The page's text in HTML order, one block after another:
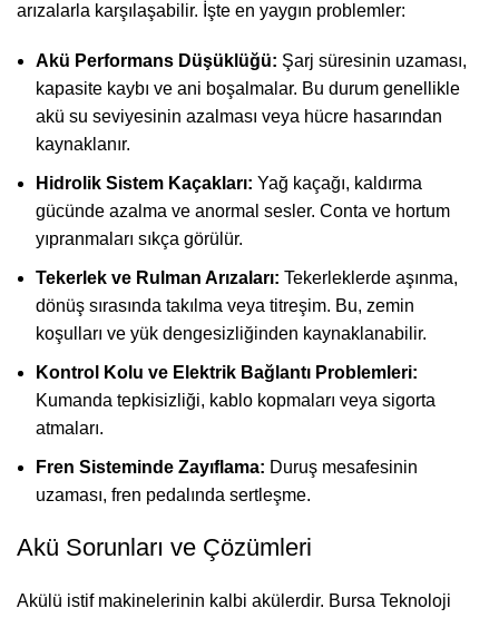
arızalarla karşılaşabilir. İşte en yaygın problemler:
Akü Performans Düşüklüğü: Şarj süresinin uzaması,
kapasite kaybı ve ani boşalmalar. Bu durum genellikle
akü su seviyesinin azalması veya hücre hasarından
kaynaklanır.
Hidrolik Sistem Kaçakları: Yağ kaçağı, kaldırma
gücünde azalma ve anormal sesler. Conta ve hortum
yıpranmaları sıkça görülür.
Tekerlek ve Rulman Arızaları: Tekerleklerde aşınma,
dönüş sırasında takılma veya titreşim. Bu, zemin
koşulları ve yük dengesizliğinden kaynaklanabilir.
Kontrol Kolu ve Elektrik Bağlantı Problemleri:
Kumanda tepkisizliği, kablo kopmaları veya sigorta
atmaları.
Fren Sisteminde Zayıflama: Duruş mesafesinin
uzaması, fren pedalında sertleşme.
Akü Sorunları ve Çözümleri
Akülü istif makinelerinin kalbi akülerdir. Bursa Teknoloji